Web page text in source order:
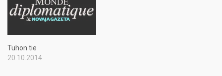
Tuhon tie
20.10.2014